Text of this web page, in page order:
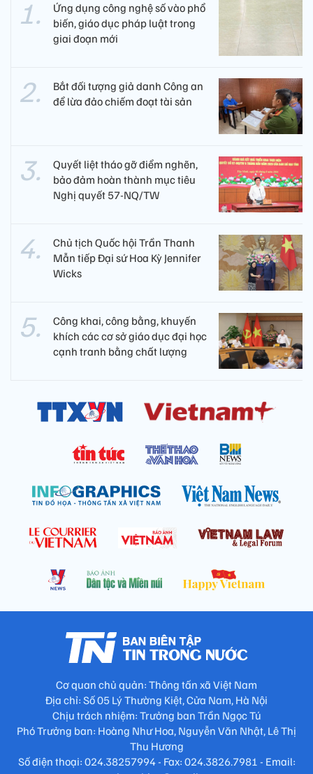
Ứng dụng công nghệ số vào phổ
biến, giáo dục pháp luật trong
giai đoạn mới
Bắt đối tượng giả danh Công an
để lừa đảo chiếm đoạt tài sản
Quyết liệt tháo gỡ điểm nghẽn,
bảo đảm hoàn thành mục tiêu
Nghị quyết 57-NQ/TW
Chủ tịch Quốc hội Trần Thanh
Mẫn tiếp Đại sứ Hoa Kỳ Jennifer
Wicks
Công khai, công bằng, khuyến
khích các cơ sở giáo dục đại học
cạnh tranh bằng chất lượng​
Cơ quan chủ quản: Thông tấn xã Việt Nam
Địa chỉ: Số 05 Lý Thường Kiệt, Cửa Nam, Hà Nội
Chịu trách nhiệm: Trưởng ban Trần Ngọc Tú
Phó Trưởng ban: Hoàng Như Hoa, Nguyễn Văn Nhật, Lê Thị
Thu Hương
Số điện thoại: 024.38257994 - Fax: 024.3826.7981 - Email: